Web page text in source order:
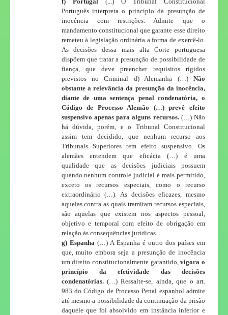
Português interpreta o princípio da presunção de
inocência com restrições. Admite que o
mandamento constitucional que garante esse direito
remeteu à legislação ordinária a forma de exercê-lo.
As decisões dessa mais alta Corte portuguesa
dispõem que tratar a presunção de possibilidade de
fiança, que deve preencher requisitos rígidos
previstos no Criminal d) Alemanha (…) Não
obstante a relevância da presunção da inocência,
diante de uma sentença penal condenatória, o
Código de Processo Alemão (…) prevê efeito
suspensivo apenas para alguns recursos.(…) Não
há dúvida, porém, e o Tribunal Constitucional
assim tem decidido, que nenhum recurso aos
Tribunais Superiores tem efeito suspensivo. Os
alemães entendem que eficácia (…) é uma
qualidade que as decisões judiciais possuem
quando nenhum controle judicial é mais permitido,
exceto os recursos especiais, como o recurso
extraordinário (…). As decisões eficazes, mesmo
aquelas contra as quais tramitam recursos especiais,
são aquelas que existem nos aspectos pessoal,
objetivo e temporal com efeito de obrigação em
relação às consequências jurídicas.
g) Espanha(…) A Espanha é outro dos países em
que, muito embora seja a presunção de inocência
um direito constitucionalmente garantido,vigora o
princípio da efetividade das decisões
condenatórias.(…) Ressalte-se, ainda, que o art.
983 do Código de Processo Penal espanhol admite
até mesmo a possibilidade da continuação da prisão
daquele que foi absolvido em instância inferior e